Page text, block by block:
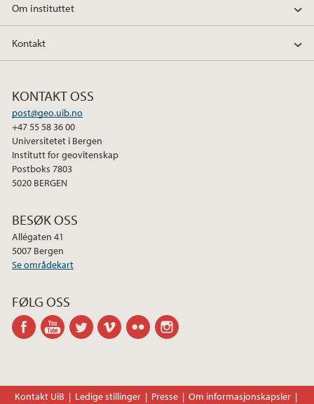
Om instituttet
Kontakt
KONTAKT OSS
post@geo.uib.no
+47 55 58 36 00
Universitetet i Bergen
Institutt for geovitenskap
Postboks 7803
5020 BERGEN
BESØK OSS
Allégaten 41
5007 Bergen
Se områdekart
FØLG OSS
facebookyoutubetwitter vimeo flickr
Kontakt UiB Ledige stillinger Presse Om informasjonskapsler